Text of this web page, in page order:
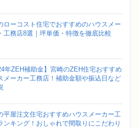
ローコスト住宅でおすすめのハウスメー
工務店8選｜坪単価・特徴を徹底比較
年ZEH補助金】宮崎のZEH住宅おすすめ
メーカー工務店！補助金額や振込日など
平屋注文住宅おすすめハウスメーカー工
ンキング！おしゃれで間取りにこだわり